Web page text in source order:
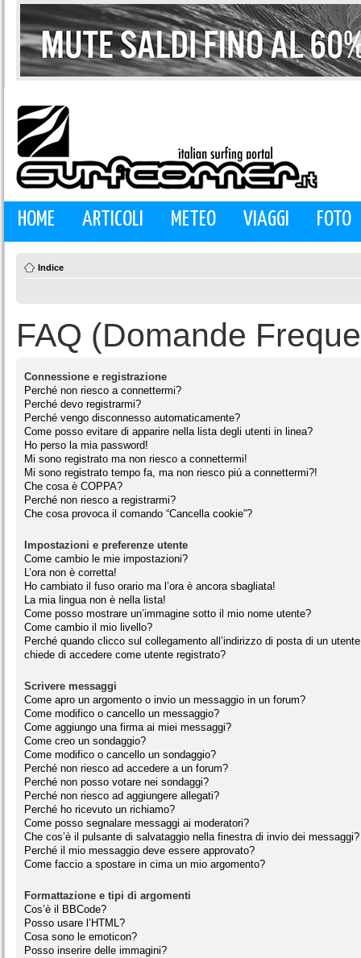
HOME ARTICOLI METEO VIAGGI FOTO
Indice
FAQ (Domande
Connessione e registrazione
Perché non riesco a connettermi?
Perché devo registrarmi?
Perché vengo disconnesso automaticamente?
Come posso evitare di apparire nella lista degli utenti in linea?
Ho perso la mia password!
Mi sono registrato ma non riesco a connettermi!
Mi sono registrato tempo fa, ma non riesco piú a connettermi?!
Che cosa è COPPA?
Perché non riesco a registrarmi?
Che cosa provoca il comando “Cancella cookie”?
Impostazioni e preferenze utente
Come cambio le mie impostazioni?
L’ora non è corretta!
Ho cambiato il fuso orario ma l’ora è ancora sbagliata!
La mia lingua non è nella lista!
Come posso mostrare un’immagine sotto il mio nome utente?
Come cambio il mio livello?
Perché quando clicco sul collegamento all’indirizzo di posta di un
chiede di accedere come utente registrato?
Scrivere messaggi
Come apro un argomento o invio un messaggio in un forum?
Come modifico o cancello un messaggio?
Come aggiungo una firma ai miei messaggi?
Come creo un sondaggio?
Come modifico o cancello un sondaggio?
Perché non riesco ad accedere a un forum?
Perché non posso votare nei sondaggi?
Perché non riesco ad aggiungere allegati?
Perché ho ricevuto un richiamo?
Come posso segnalare messaggi ai moderatori?
Che cos’è il pulsante di salvataggio nella finestra di invio dei messaggi?
Perché il mio messaggio deve essere approvato?
Come faccio a spostare in cima un mio argomento?
Formattazione e tipi di argomenti
Cos’è il BBCode?
Posso usare l’HTML?
Cosa sono le emoticon?
Posso inserire delle immagini?